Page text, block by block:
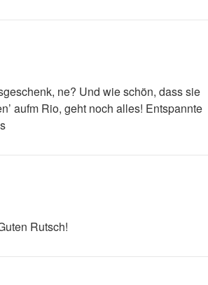
ne? Und wie schön, dass sie
aufm Rio, geht noch alles! Entspannte
Rutsch!